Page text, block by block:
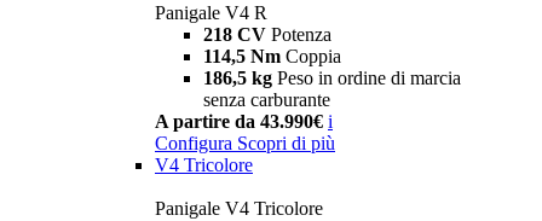
Panigale V4 R
218 CV Potenza
114,5 Nm Coppia
186,5 kg Peso in ordine di marcia
senza carburante
A partire da 43.990€ i
Configura Scopri di più
V4 Tricolore
Panigale V4 Tricolore